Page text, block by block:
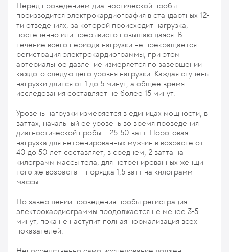
Перед проведением диагностической пробы
производится электрокардиография в стандартных 12-
ти отведениях, за которой происходит нагрузка,
постепенно или прерывисто повышающаяся. В
течение всего периода нагрузки не прекращается
регистрация электрокардиограммы, при этом
артериальное давление измеряется по завершении
каждого следующего уровня нагрузки. Каждая ступень
нагрузки длится от 1 до 5 минут, а общее время
исследования составляет не более 15 минут.
Уровень нагрузки измеряется в единицах мощности, в
ваттах, начальный ее уровень во время проведения
диагностической пробы – 25-50 ватт. Пороговая
нагрузка для нетренированных мужчин в возрасте от
40 до 50 лет составляет, в среднем, 2 ватта на
килограмм массы тела, для нетренированных женщин
того же возраста – порядка 1,5 ватт на килограмм
массы.
По завершении проведения пробы регистрация
электрокардиограммы продолжается не менее 3-5
минут, пока не наступит полная нормализация всех
показателей.